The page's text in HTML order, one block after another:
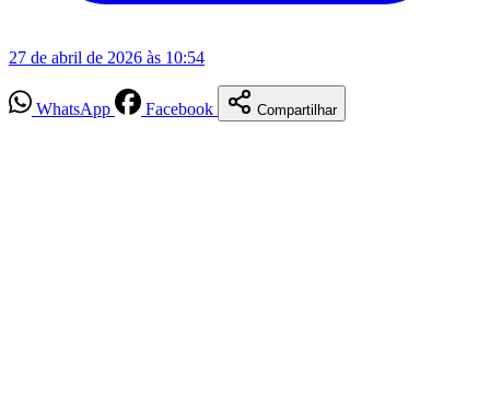
27 de abril de 2026 às 10:54
WhatsApp Facebook Compartilhar